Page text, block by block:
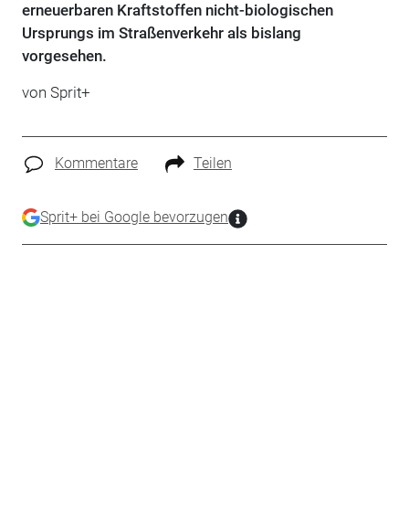
erneuerbaren Kraftstoffen nicht-biologischen
Ursprungs im Straßenverkehr als bislang
vorgesehen.
von Sprit+
Kommentare Teilen
Sprit+ bei Google bevorzugen